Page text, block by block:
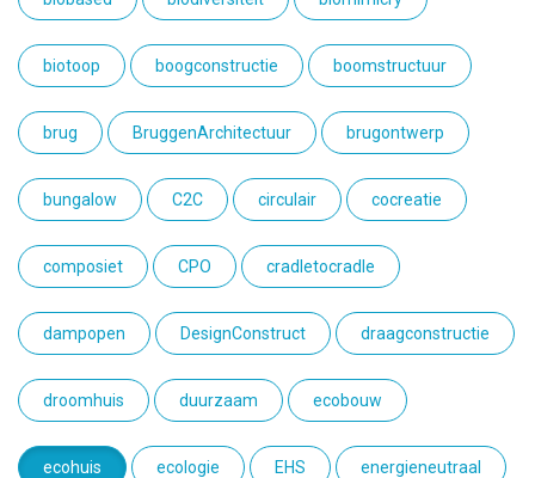
biotoop boogconstructie boomstructuur
brug BruggenArchitectuur brugontwerp
bungalow C2C circulair cocreatie
composiet CPO cradletocradle
dampopen DesignConstruct draagconstructie
droomhuis duurzaam ecobouw
ecohuis ecologie EHS energieneutraal